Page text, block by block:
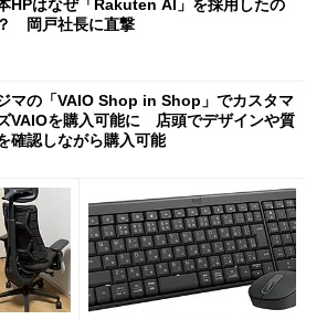
HPはなぜ「Rakuten AI」を採用したの
岡戸社長に直撃
マの「VAIO Shop in Shop」でカスタマ
VAIOを購入可能に 店頭でデザインや質
確認しながら購入可能